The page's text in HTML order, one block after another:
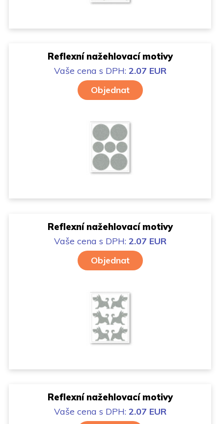
Reflexní nažehlovací motivy
Vaše cena s DPH: 2.07 EUR
Objednat
Reflexní nažehlovací motivy
Vaše cena s DPH: 2.07 EUR
Objednat
Reflexní nažehlovací motivy
Vaše cena s DPH: 2.07 EUR